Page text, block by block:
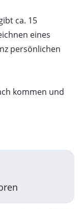
ca. 15
eines
persönlichen
kommen und